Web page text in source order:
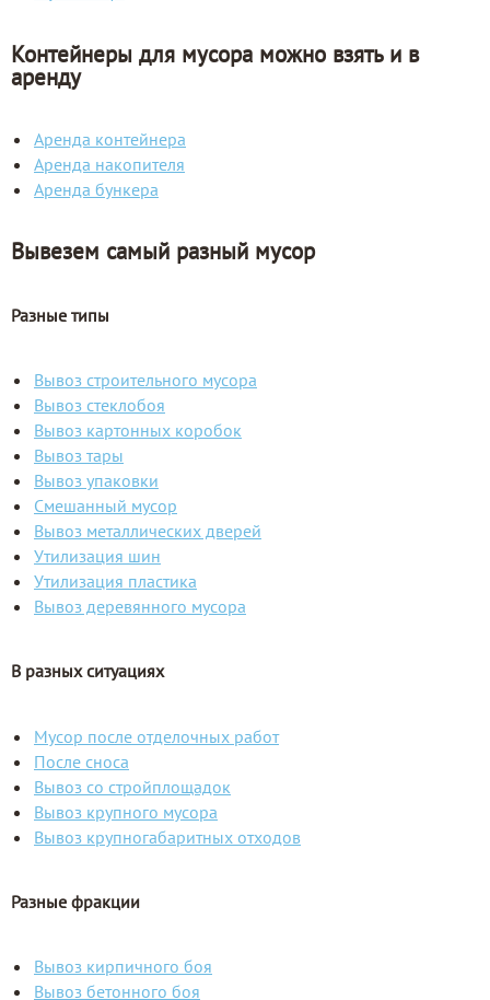
Контейнеры для мусора можно взять и в
аренду
Аренда контейнера
Аренда накопителя
Аренда бункера
Вывезем самый разный мусор
Разные типы
Вывоз строительного мусора
Вывоз стеклобоя
Вывоз картонных коробок
Вывоз тары
Вывоз упаковки
Смешанный мусор
Вывоз металлических дверей
Утилизация шин
Утилизация пластика
Вывоз деревянного мусора
В разных ситуациях
Мусор после отделочных работ
После сноса
Вывоз со стройплощадок
Вывоз крупного мусора
Вывоз крупногабаритных отходов
Разные фракции
Вывоз кирпичного боя
Вывоз бетонного боя